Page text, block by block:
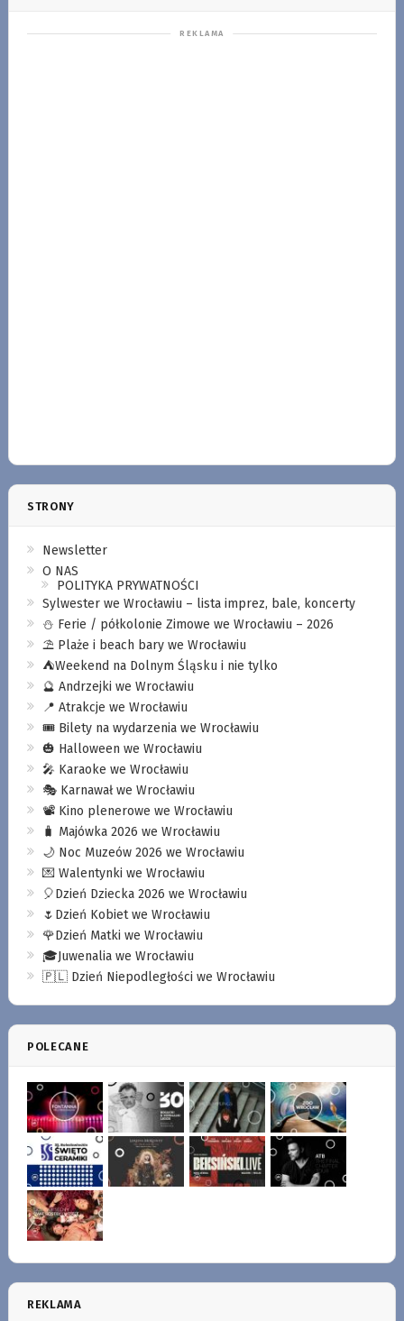
STRONY
Newsletter
O NAS
POLITYKA PRYWATNOŚCI
Sylwester we Wrocławiu – lista imprez, bale, koncerty
⛄️ Ferie / półkolonie Zimowe we Wrocławiu – 2026
⛱️ Plaże i beach bary we Wrocławiu
⛺️Weekend na Dolnym Śląsku i nie tylko
🔮 Andrzejki we Wrocławiu
📍 Atrakcje we Wrocławiu
🎟️ Bilety na wydarzenia we Wrocławiu
🎃 Halloween we Wrocławiu
🎤 Karaoke we Wrocławiu
🎭 Karnawał we Wrocławiu
📽️ Kino plenerowe we Wrocławiu
🧳 Majówka 2026 we Wrocławiu
🌙 Noc Muzeów 2026 we Wrocławiu
💌 Walentynki we Wrocławiu
🎈Dzień Dziecka 2026 we Wrocławiu
🌷Dzień Kobiet we Wrocławiu
🌹Dzień Matki we Wrocławiu
🎓Juwenalia we Wrocławiu
🇵🇱 Dzień Niepodległości we Wrocławiu
POLECANE
REKLAMA